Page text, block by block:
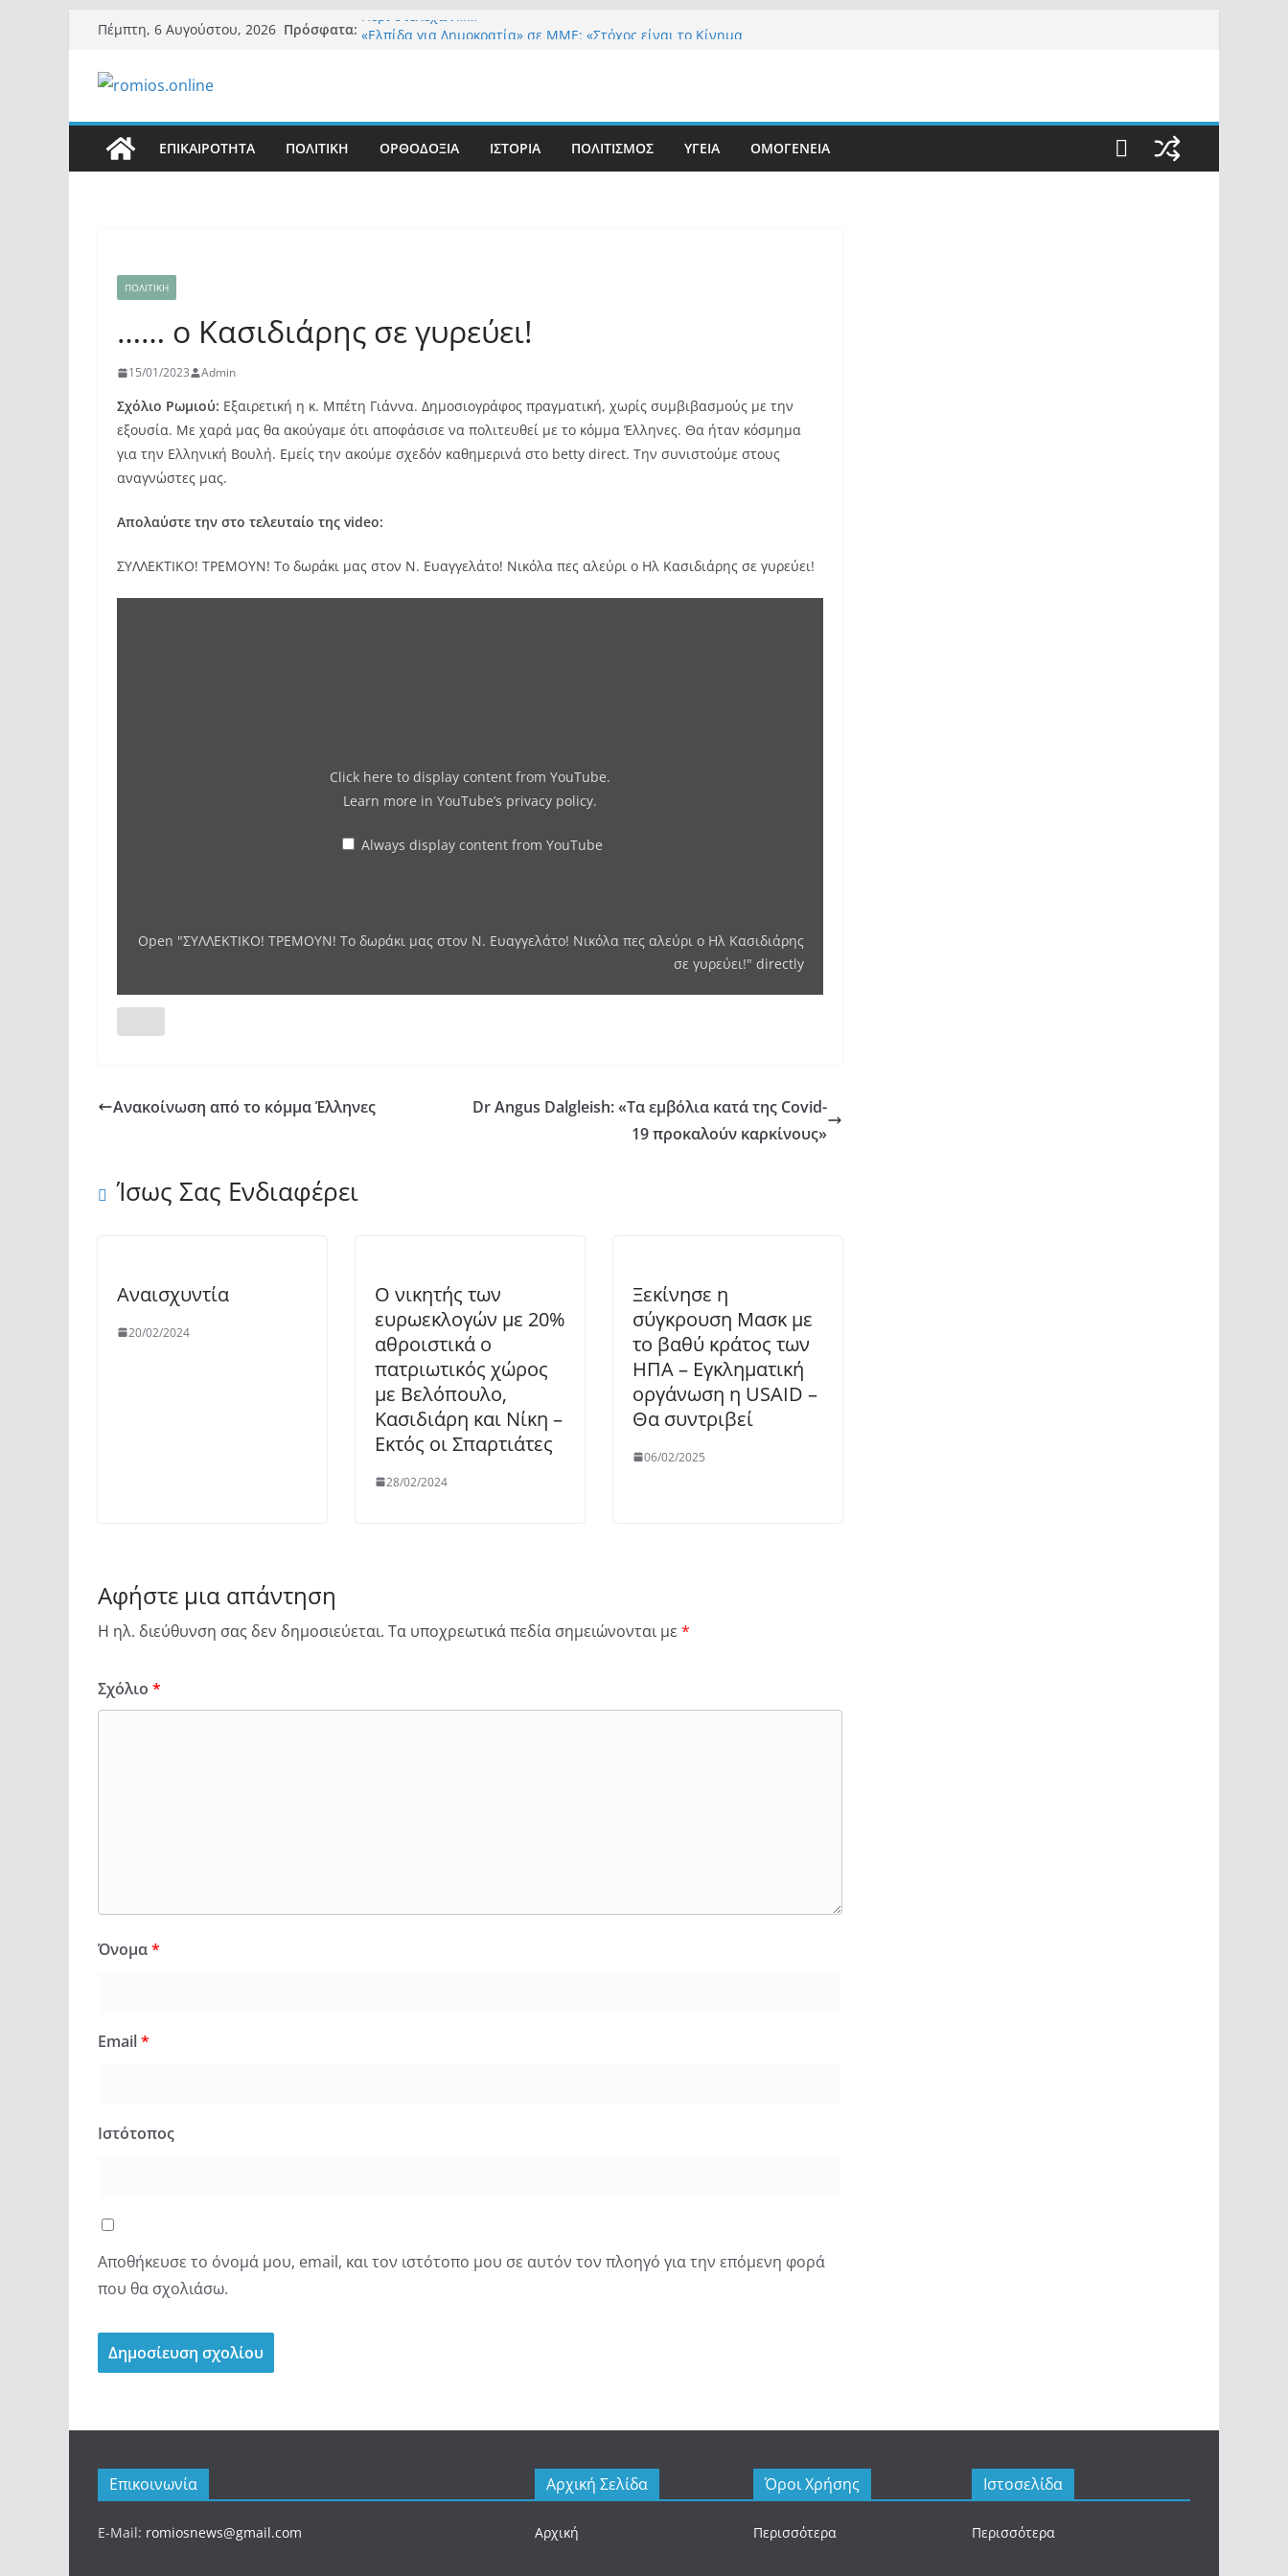
Μετάβαση
περιεχόμενο
Πέμπτη, 6 Αυγούστου, 2026 Πρόσφατα:
Περί στελεχών……
ένοικοι του Μαξίμου σε πανικό, πατριωτικό τσουνάμι
σαρώνει την Ελλάδα
ΕΠΙΚΑΙΡΟΤΗΤΑ ΠΟΛΙΤΙΚΗ ΟΡΘΟΔΟΞΙΑ ΙΣΤΟΡΙΑ ΠΟΛΙΤΙΣΜΟΣ ΥΓΕΙΑ ΟΜΟΓΕΝΕΙΑ
ΠΟΛΙΤΙΚΗ
…… ο Κασιδιάρης σε γυρεύει!
15/01/2023 Admin
Σχόλιο Ρωμιού: Εξαιρετική η κ. Μπέτη Γιάννα. Δημοσιογράφος πραγματική, χωρίς συμβιβασμούς με την
εξουσία. Με χαρά μας θα ακούγαμε ότι αποφάσισε να πολιτευθεί με το κόμμα Έλληνες. Θα ήταν κόσμημα
για την Ελληνική Βουλή. Εμείς την ακούμε σχεδόν καθημερινά στο betty direct. Tην συνιστούμε στους
αναγνώστες μας.
Απολαύστε την στο τελευταίο της video:
ΣΥΛΛΕΚΤΙΚΟ! ΤΡΕΜΟΥΝ! Το δωράκι μας στον Ν. Ευαγγελάτο! Νικόλα πες αλεύρι ο Ηλ Κασιδιάρης σε γυρεύει!
στον
Ν.
Νικόλα
ο
Click here to display content from YouTube.
Learn more in YouTube’s privacy policy.
Always display content from YouTube
Open "ΣΥΛΛΕΚΤΙΚΟ! ΤΡΕΜΟΥΝ! Το δωράκι μας στον Ν. Ευαγγελάτο! Νικόλα πες αλεύρι ο Ηλ Κασιδιάρης
σε γυρεύει!" directly
Ανακοίνωση από το κόμμα Έλληνες
Dr Angus Dalgleish: «Τα εμβόλια κατά της Covid-
19 προκαλούν καρκίνους»
Ίσως Σας Ενδιαφέρει
Αναισχυντία
20/02/2024
O νικητής των
ευρωεκλογών με 20%
αθροιστικά ο
πατριωτικός χώρος
με Βελόπουλο,
Κασιδιάρη και Νίκη –
Εκτός οι Σπαρτιάτες
28/02/2024
Ξεκίνησε η
σύγκρουση Μασκ με
το βαθύ κράτος των
ΗΠΑ – Εγκληματική
οργάνωση η USAID –
Θα συντριβεί
06/02/2025
Αφήστε μια απάντηση
Η ηλ. διεύθυνση σας δεν δημοσιεύεται. Τα υποχρεωτικά πεδία σημειώνονται με *
Σχόλιο *
Όνομα*
Email*
Ιστότοπος
Αποθήκευσε το όνομά μου, email, και τον ιστότοπο μου σε αυτόν τον πλοηγό για την επόμενη φορά
που θα σχολιάσω.
Επικοινωνία
E-Mail: romiosnews@gmail.com
Αρχική Σελίδα
Αρχική
Όροι Χρήσης
Περισσότερα
Ιστοσελίδα
Περισσότερα